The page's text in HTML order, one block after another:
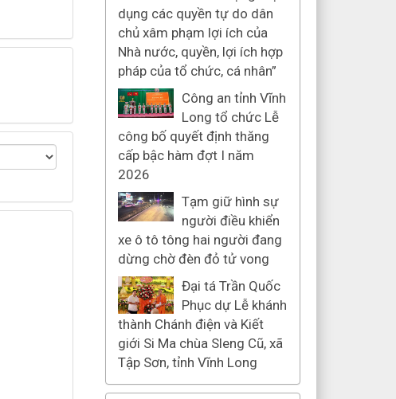
dụng các quyền tự do dân
chủ xâm phạm lợi ích của
Nhà nước, quyền, lợi ích hợp
pháp của tổ chức, cá nhân”
Công an tỉnh Vĩnh
Long tổ chức Lễ
công bố quyết định thăng
cấp bậc hàm đợt I năm
2026
Tạm giữ hình sự
người điều khiển
xe ô tô tông hai người đang
dừng chờ đèn đỏ tử vong
Đại tá Trần Quốc
Phục dự Lễ khánh
thành Chánh điện và Kiết
giới Si Ma chùa Sleng Cũ, xã
Tập Sơn, tỉnh Vĩnh Long